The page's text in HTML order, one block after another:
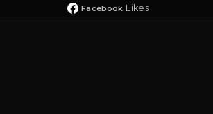
Facebook Likes